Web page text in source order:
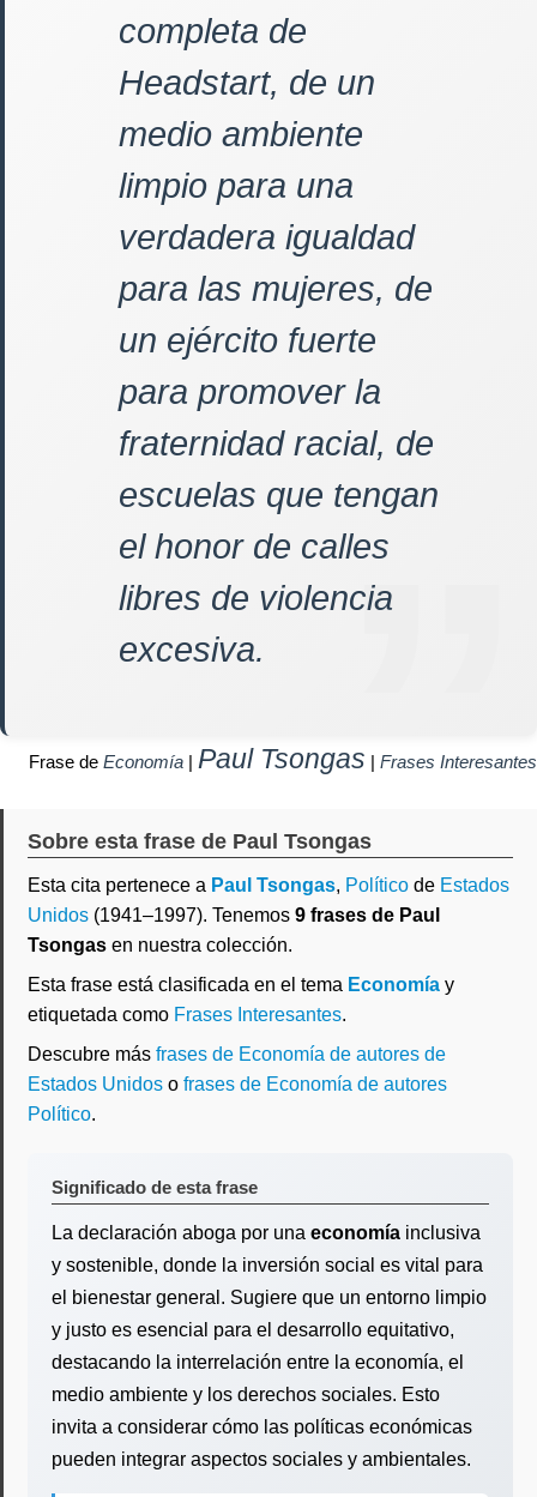
completa de
Headstart, de un
medio ambiente
limpio para una
verdadera igualdad
para las mujeres, de
un ejército fuerte
para promover la
fraternidad racial, de
escuelas que tengan
el honor de calles
libres de violencia
excesiva.
Frase de Economía | Paul Tsongas | Frases Interesantes
Sobre esta frase de Paul Tsongas
Esta cita pertenece a Paul Tsongas, Político de Estados
Unidos (1941–1997). Tenemos 9 frases de Paul
Tsongas en nuestra colección.
Esta frase está clasificada en el tema Economía y
etiquetada como Frases Interesantes.
Descubre más frases de Economía de autores de
Estados Unidos o frases de Economía de autores
Político.
Significado de esta frase
La declaración aboga por una economía inclusiva
y sostenible, donde la inversión social es vital para
el bienestar general. Sugiere que un entorno limpio
y justo es esencial para el desarrollo equitativo,
destacando la interrelación entre la economía, el
medio ambiente y los derechos sociales. Esto
invita a considerar cómo las políticas económicas
pueden integrar aspectos sociales y ambientales.